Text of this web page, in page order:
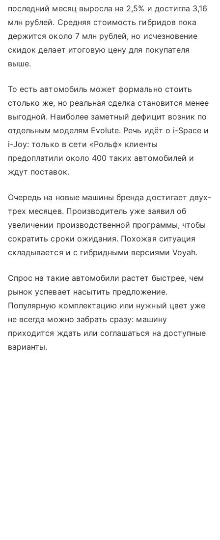
последний месяц выросла на 2,5% и достигла 3,16
млн рублей. Средняя стоимость гибридов пока
держится около 7 млн рублей, но исчезновение
скидок делает итоговую цену для покупателя
выше.
То есть автомобиль может формально стоить
столько же, но реальная сделка становится менее
выгодной. Наиболее заметный дефицит возник по
отдельным моделям Evolute. Речь идёт о i-Space и
i-Joy: только в сети «Рольф» клиенты
предоплатили около 400 таких автомобилей и
ждут поставок.
Очередь на новые машины бренда достигает двух-
трех месяцев. Производитель уже заявил об
увеличении производственной программы, чтобы
сократить сроки ожидания. Похожая ситуация
складывается и с гибридными версиями Voyah.
Спрос на такие автомобили растет быстрее, чем
рынок успевает насытить предложение.
Популярную комплектацию или нужный цвет уже
не всегда можно забрать сразу: машину
приходится ждать или соглашаться на доступные
варианты.